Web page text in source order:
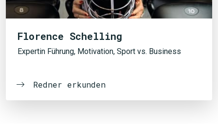
Florence Schelling
Expertin Führung, Motivation, Sport vs. Business
Redner erkunden